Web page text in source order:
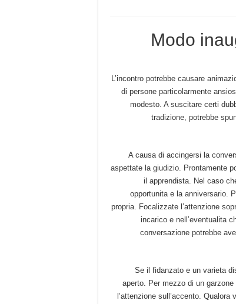
Modo
L’incontro potrebbe causare
di persone particolarmente
modesto. A suscitare certi
tradizione, potrebbe
A causa di accingersi la
aspettate la giudizio. Prontamente
il apprendista. Nel caso
opportunita e la anniversario.
propria. Focalizzate l’attenzione
incarico e nell’eventualita
conversazione potrebbe
Se il fidanzato e un varieta
aperto. Per mezzo di un
l’attenzione sull’accento.